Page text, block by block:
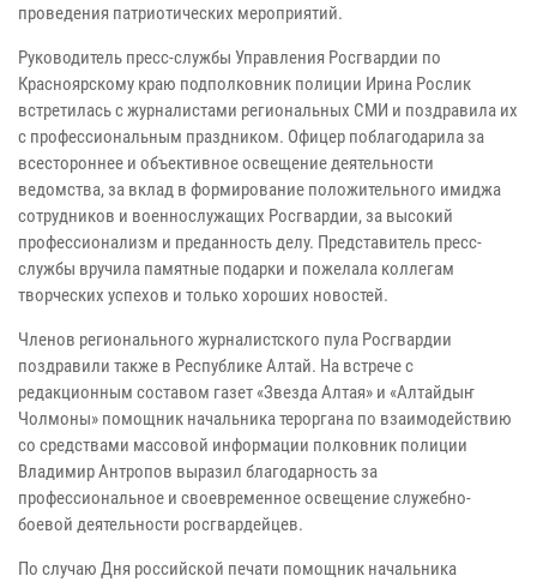
проведения патриотических мероприятий.
Руководитель пресс-службы Управления Росгвардии по
Красноярскому краю подполковник полиции Ирина Рослик
встретилась с журналистами региональных СМИ и поздравила их
с профессиональным праздником. Офицер поблагодарила за
всестороннее и объективное освещение деятельности
ведомства, за вклад в формирование положительного имиджа
сотрудников и военнослужащих Росгвардии, за высокий
профессионализм и преданность делу. Представитель пресс-
службы вручила памятные подарки и пожелала коллегам
творческих успехов и только хороших новостей.
Членов регионального журналистского пула Росгвардии
поздравили также в Республике Алтай. На встрече с
редакционным составом газет «Звезда Алтая» и «Алтайдыҥ
Чолмоны» помощник начальника тероргана по взаимодействию
со средствами массовой информации полковник полиции
Владимир Антропов выразил благодарность за
профессиональное и своевременное освещение служебно-
боевой деятельности росгвардейцев.
По случаю Дня российской печати помощник начальника